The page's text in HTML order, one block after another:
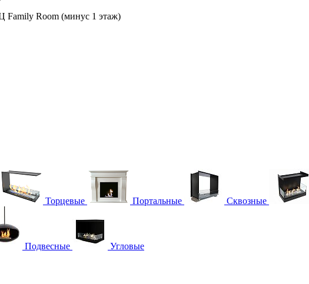
Family Room (минус 1 этаж)
Торцевые Портальные Сквозные
Подвесные Угловые